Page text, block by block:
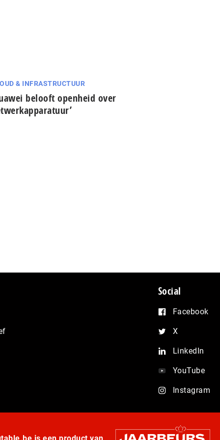
& INFRASTRUCTUUR
belooft openheid over
Social
Facebook
X
LinkedIn
YouTube
Instagram
is een product van